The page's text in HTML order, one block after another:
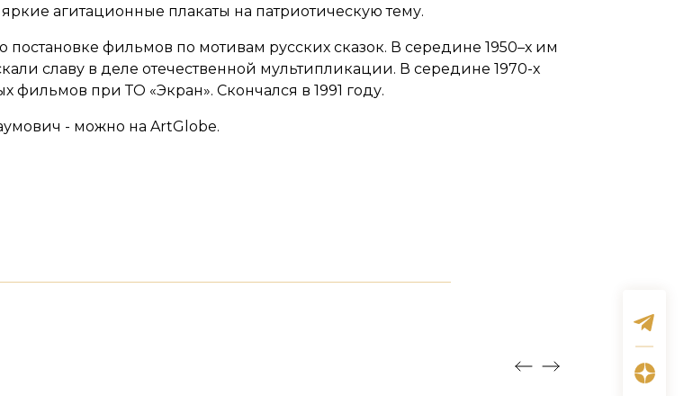
агитационные плакаты на патриотическую тему.
постановке фильмов по мотивам русских сказок. В середине 1950–х им
славу в деле отечественной мультипликации. В середине 1970-х
при ТО «Экран». Скончался в 1991 году.
- можно на ArtGlobe.